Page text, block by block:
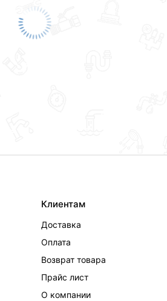
Клиентам
Доставка
Оплата
Возврат товара
Прайс лист
О компании